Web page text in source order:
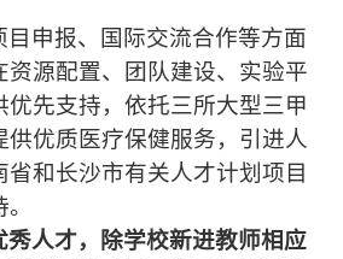
目申报、国际交流合作等方面
资源配置、团队建设、实验平
优先支持，依托三所大型三甲
供优质医疗保健服务，引进人
省和长沙市有关人才计划项目
秀人才，除学校新进教师相应